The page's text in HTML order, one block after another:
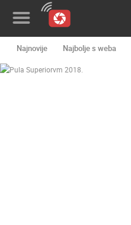
Novosti&Blog
Najnovije Najbolje s weba